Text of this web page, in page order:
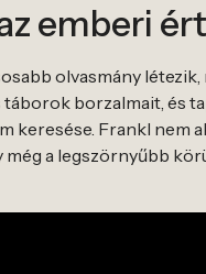
emberi
olvasmány
borzalmait, és
Frankl nem
a legszörnyűbb